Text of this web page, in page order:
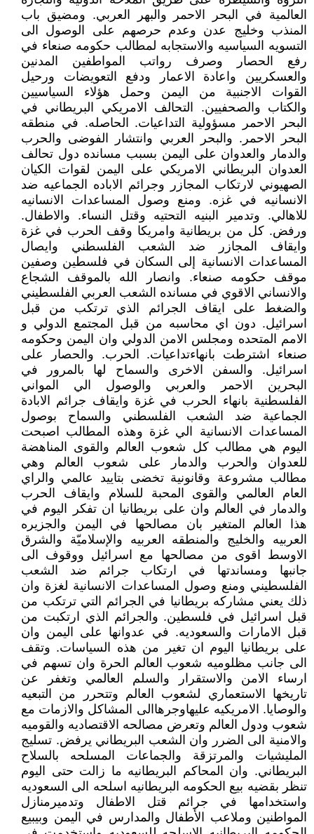
العالمية في البحر الاحمر والبهر العربي. ومضيق باب
المنذب وخليج عدن وعدم حرصهم على الوصول الى
التسويه السياسيه والاستجابه لمطالب حكومه صنعاء في
رفع الحصار وصرف رواتب المواطفين المدنين
والعسكريين واعادة الاعمار ودفع التعويضات ورحيل
القوات الاجنبية من اليمن وحمل هؤلاء السياسيين
والكتاب والصحفيين. التحالف الامريكي البريطاني في
البحر الاحمر مسؤولية التداعيات. الحاصله. في منطقه
البحر الاحمر. والبحر العربي وانتشار الفوضى والحرب
والدمار والعدوان على اليمن بسبب مسانده دول تحالف
العدوان البريطاني الامريكي على اليمن لقوات الكيان
الصهيوني لارتكاب المجازر وجرائم الاباده الجماعيه ضد
الانسانيه في غزه. ومنع وصول المساعدات الانسانيه
للاهالي. وتدمير البنيه التحتيه وقتل النساء. والاطفال.
ورفض. كل من بريطانية وامريكا وقف الحرب في غزة
وايقاف المجازر ضد الشعب الفلسطني وايصال
المساعدات الانسانية إلى السكان في فلسطين وصفين
موقف حكومه صنعاء. وانصار الله بالموقف الشجاع
والانساني الاقوي في مسانده الشعب العربي الفلسطيني
والضغط على ايقاف الجرائم الذي ترتكب من قبل
اسرائيل. دون اي محاسبه من قبل المجتمع الدولي و
الامم المتحده ومجلس الامن الدولي وان اليمن وحكومه
صنعاء اشترطت بانهاءتداعيات. الحرب. والحصار على
اسرائيل. والسفن الاخرى والسماح لها بالمرور في
البحرين الاحمر والعربي والوصول الي المواني
الفلسطنية بانهاء الحرب في غزة وايقاف جرائم الابادة
الجماعية ضد الشعب الفلسطني والسماح بوصول
المساعدات الانسانية الي غزة وهذه المطالب اصبحت
اليوم هي مطالب كل شعوب العالم والقوى المناهضة
للعدوان والحرب والدمار على شعوب العالم وهي
مطالب مشروعة وقانونية تخضى بتاييد عالمي والراي
العام العالمي والقوى المحبة للسلام وايقاف الحرب
والدمار في العالم وان على بريطانيا ان تفكر اليوم في
هذا العالم المتغير بان مصالحها في اليمن والجزيره
العربيه والخليج والمنطقه العربيه والإسلاميّة والشرق
الاوسط اقوى من مصالحها مع اسرائيل ووقوف الى
جانبها ومساندتها في ارتكاب جرائم ضد الشعب
الفلسطيني ومنع وصول المساعدات الانسانية لغزة وان
ذلك يعني مشاركه بريطانيا في الجرائم التي ترتكب من
قبل اسرائيل في فلسطين. والجرائم الذي ارتكبت من
قبل الامارات والسعوديه. في عدوانها على اليمن وان
على بريطانيا اليوم ان تغير من هذه السياسات. وتقف
الى جانب مظلوميه شعوب العالم الحرة وان تسهم في
ارساء الامن والاستقرار والسلم العالمي وتغفر عن
تاريخها الاستعماري لشعوب العالم وتتحرر من التبعيه
والوصايا. الامريكيه عليهاوجرهاالى المشاكل والازمات مع
شعوب ودول العالم وتعرض مصالحه الاقتصاديه والقوميه
والامنية الى الضرر وان الشعب البريطاني يرفض. تسليج
المليشيات والمرتزقة والجماعات المسلحه بالسلاح
البريطاني. ‏وان المحاكم البريطانيه ما زالت حتى اليوم
تنظر بقضيه بيع الحكومه البريطانيه اسلحه الى السعوديه
واستخدامها في جرائم قتل الاطفال وتدميرمنازل
المواطنين وملاعب الأطفال والمدارس في اليمن وبيبيع